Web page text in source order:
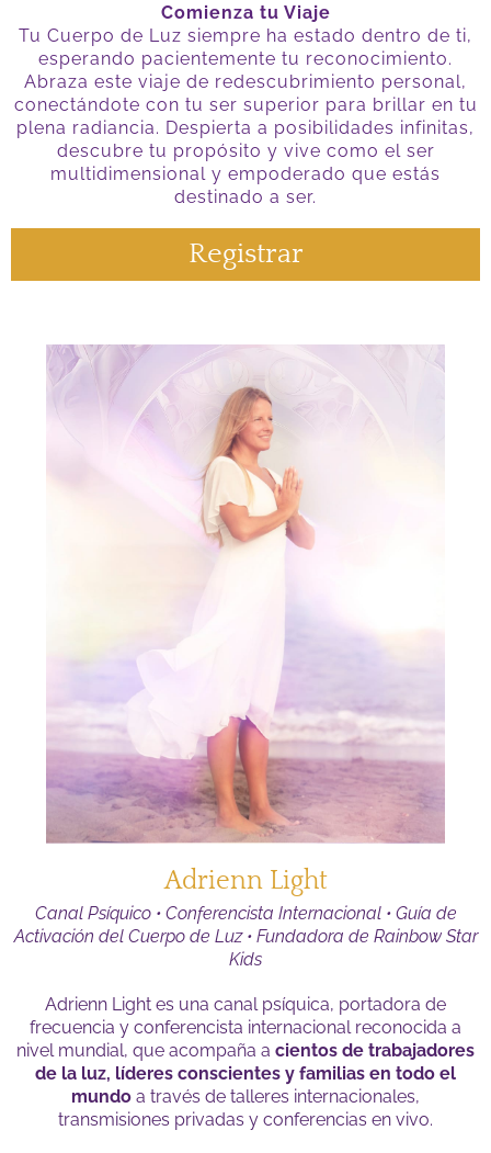
Comienza tu Viaje
Tu Cuerpo de Luz siempre ha estado dentro de ti,
esperando pacientemente tu reconocimiento.
Abraza este viaje de redescubrimiento personal,
conectándote con tu ser superior para brillar en tu
plena radiancia. Despierta a posibilidades infinitas,
descubre tu propósito y vive como el ser
multidimensional y empoderado que estás
destinado a ser.
Registrar
Adrienn Light
Canal Psíquico • Conferencista Internacional • Guía de
Activación del Cuerpo de Luz • Fundadora de Rainbow Star
Kids
Adrienn Light es una canal psíquica, portadora de
frecuencia y conferencista internacional reconocida a
nivel mundial, que acompaña a cientos de trabajadores
de la luz, líderes conscientes y familias en todo el
mundo a través de talleres internacionales,
transmisiones privadas y conferencias en vivo.